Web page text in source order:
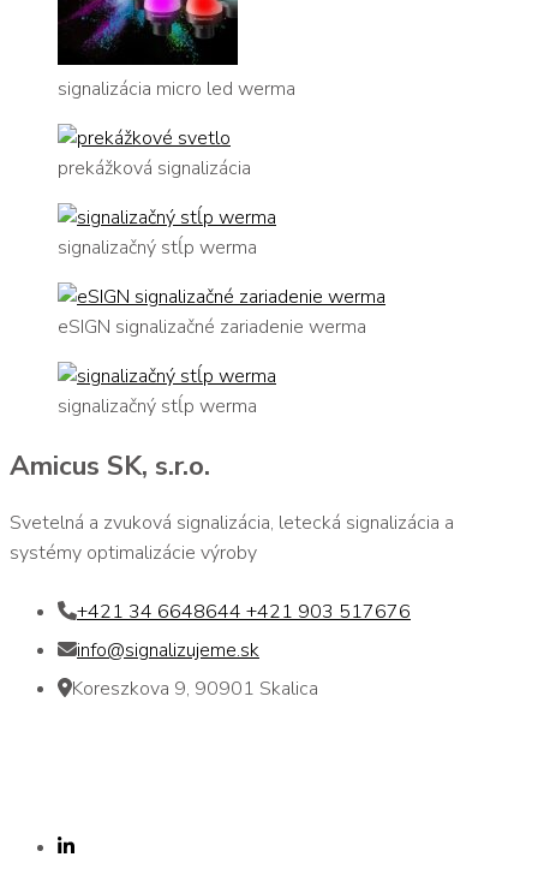
signalizácia micro led werma
prekážková signalizácia
signalizačný stĺp werma
eSIGN signalizačné zariadenie werma
signalizačný stĺp werma
Amicus SK, s.r.o.
Svetelná a zvuková signalizácia, letecká signalizácia a
systémy optimalizácie výroby
+421 34 6648644 +421 903 517676
info@signalizujeme.sk
Koreszkova 9, 90901 Skalica